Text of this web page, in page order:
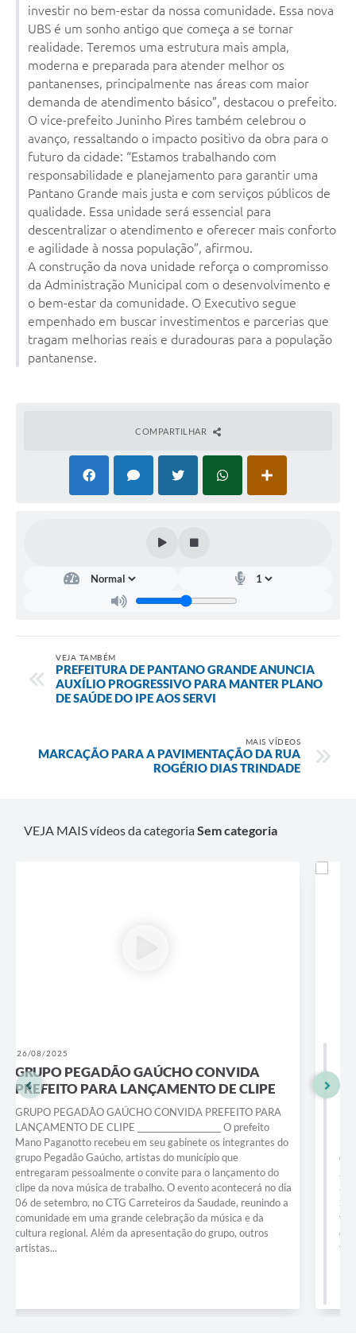
investir no bem-estar da nossa comunidade. Essa nova
UBS é um sonho antigo que começa a se tornar
realidade. Teremos uma estrutura mais ampla,
moderna e preparada para atender melhor os
pantanenses, principalmente nas áreas com maior
demanda de atendimento básico”, destacou o prefeito.
O vice-prefeito Juninho Pires também celebrou o
avanço, ressaltando o impacto positivo da obra para o
futuro da cidade: “Estamos trabalhando com
responsabilidade e planejamento para garantir uma
Pantano Grande mais justa e com serviços públicos de
qualidade. Essa unidade será essencial para
descentralizar o atendimento e oferecer mais conforto
e agilidade à nossa população”, afirmou.
A construção da nova unidade reforça o compromisso
da Administração Municipal com o desenvolvimento e
o bem-estar da comunidade. O Executivo segue
empenhado em buscar investimentos e parcerias que
tragam melhorias reais e duradouras para a população
pantanense.
COMPARTILHAR
VEJA TAMBÉM
PREFEITURA DE PANTANO GRANDE ANUNCIA
AUXÍLIO PROGRESSIVO PARA MANTER PLANO
DE SAÚDE DO IPE AOS SERVI
MAIS VÍDEOS
MARCAÇÃO PARA A PAVIMENTAÇÃO DA RUA
ROGÉRIO DIAS TRINDADE
VEJA MAIS vídeos da categoriaSem categoria
28/07/2025
NOVA AMBULÂNCIA 0KM É ANUNCIADA
PARA A SAÚDE DE PANTANO GRANDE
NOVA AMBULÂNCIA 0KM É ANUNCIADA PARA A SAÚDE
DE PANTANO GRANDE ___________ A semana segue com
importantes conquistas para a saúde de Pantano Grande,
dessa vez o prefeito Mano Paganotto, o vice-prefeito
Juninho Pires e a secretária de saúde Francele Frantz,
anunciara a aquisição de uma nova ambulância 0 km para a
Secretaria Municipal de Saúde. O investimento no novo
veículo será possível por meio de uma emenda parlamentar
da deputada federal Reginete Bispo (PT), articulada pelo
também...